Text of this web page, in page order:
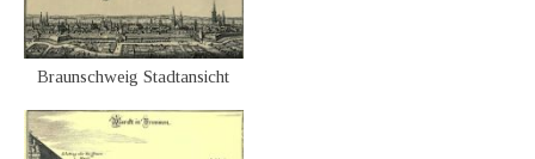
Braunschweig Stadtansicht